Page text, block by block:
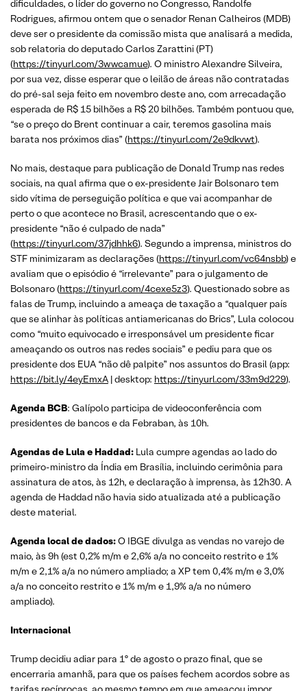
dificuldades, o líder do governo no Congresso, Randolfe
Rodrigues, afirmou ontem que o senador Renan Calheiros (MDB)
deve ser o presidente da comissão mista que analisará a medida,
sob relatoria do deputado Carlos Zarattini (PT)
(https://tinyurl.com/3wwcamue). O ministro Alexandre Silveira,
por sua vez, disse esperar que o leilão de áreas não contratadas
do pré-sal seja feito em novembro deste ano, com arrecadação
esperada de R$ 15 bilhões a R$ 20 bilhões. Também pontuou que,
“se o preço do Brent continuar a cair, teremos gasolina mais
barata nos próximos dias” (https://tinyurl.com/2e9dkvwt).
No mais, destaque para publicação de Donald Trump nas redes
sociais, na qual afirma que o ex-presidente Jair Bolsonaro tem
sido vítima de perseguição política e que vai acompanhar de
perto o que acontece no Brasil, acrescentando que o ex-
presidente “não é culpado de nada”
(https://tinyurl.com/37jdhhk6). Segundo a imprensa, ministros do
STF minimizaram as declarações (https://tinyurl.com/vc64nsbb) e
avaliam que o episódio é “irrelevante” para o julgamento de
Bolsonaro (https://tinyurl.com/4cexe5z3). Questionado sobre as
falas de Trump, incluindo a ameaça de taxação a “qualquer país
que se alinhar às políticas antiamericanas do Brics”, Lula colocou
como “muito equivocado e irresponsável um presidente ficar
ameaçando os outros nas redes sociais” e pediu para que os
presidente dos EUA “não dê palpite” nos assuntos do Brasil (app:
https://bit.ly/4eyEmxA | desktop: https://tinyurl.com/33m9d229).
Agenda BCB: Galípolo participa de videoconferência com
presidentes de bancos e da Febraban, às 10h.
Agendas de Lula e Haddad: Lula cumpre agendas ao lado do
primeiro-ministro da Índia em Brasília, incluindo cerimônia para
assinatura de atos, às 12h, e declaração à imprensa, às 12h30. A
agenda de Haddad não havia sido atualizada até a publicação
deste material.
Agenda local de dados:O IBGE divulga as vendas no varejo de
maio, às 9h (est 0,2% m/m e 2,6% a/a no conceito restrito e 1%
m/m e 2,1% a/a no número ampliado; a XP tem 0,4% m/m e 3,0%
a/a no conceito restrito e 1% m/m e 1,9% a/a no número
ampliado).
Internacional
Trump decidiu adiar para 1º de agosto o prazo final, que se
encerraria amanhã, para que os países fechem acordos sobre as